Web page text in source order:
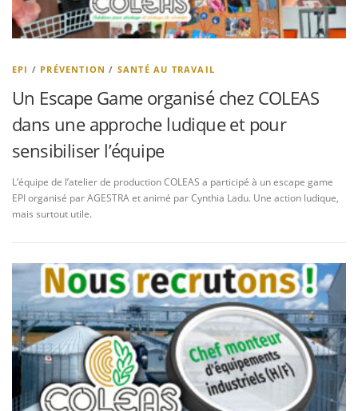
EPI / PRÉVENTION / SANTÉ AU TRAVAIL
Un Escape Game organisé chez COLEAS
dans une approche ludique et pour
sensibiliser l’équipe
L’équipe de l’atelier de production COLEAS a participé à un escape game
EPI organisé par AGESTRA et animé par Cynthia Ladu. Une action ludique,
mais surtout utile.